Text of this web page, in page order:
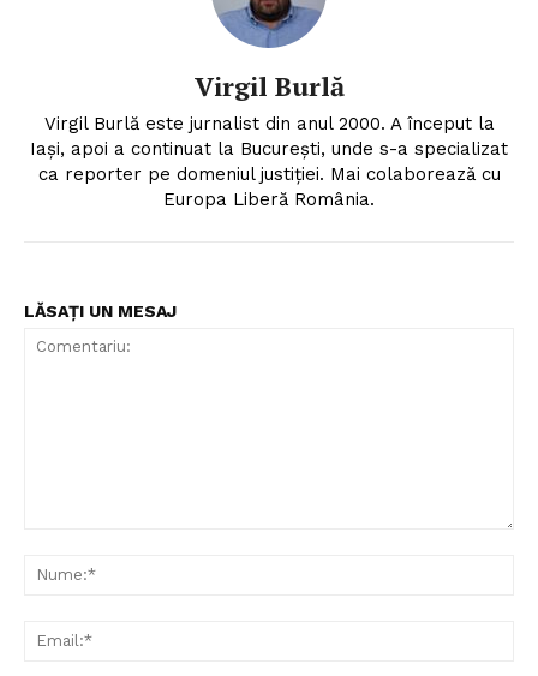
Virgil Burlă
Virgil Burlă este jurnalist din anul 2000. A început la
Iași, apoi a continuat la București, unde s-a specializat
ca reporter pe domeniul justiției. Mai colaborează cu
Europa Liberă România.
LĂSAȚI UN MESAJ